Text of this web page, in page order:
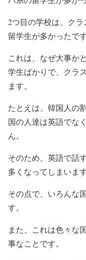
2つ目の学校は、ク
留学生が多かったです
これは、なぜ大事か
学生ばかりで、クラ
ます。
たとえは、韓国人の
国の人達は英語でな
ん。
そのため、英語で話
多くなってしまいます
その点で、いろんな
す。
また、これは色々な
事なことです。